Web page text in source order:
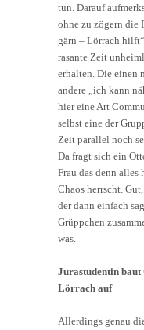
tun. Darauf
ohne zu zögern die
gärn – Lörrach
rasante Zeit
erhalten. Die einen
andere „ich kann
hier eine Art
selbst eine der
Zeit parallel noch
Da fragt sich ein
Frau das denn alles
Chaos herrscht.
der dann einfach
Grüppchen
was.
Jurastudentin
Lörrach auf
Allerdings genau